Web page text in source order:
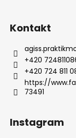
Kontakt
+420
+420 724 811
https://
73491
Instagram